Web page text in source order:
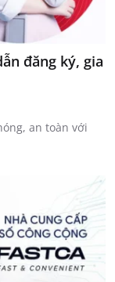
đăng ký, gia
an toàn với